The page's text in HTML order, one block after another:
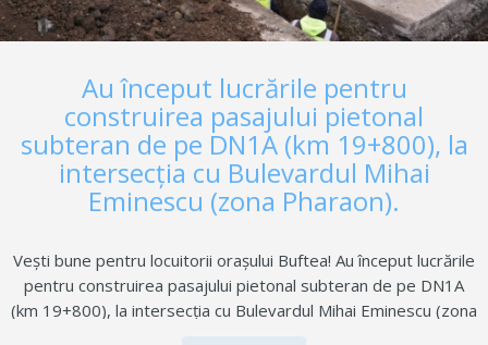
Au început lucrările pentru
construirea pasajului pietonal
subteran de pe DN1A (km 19+800), la
intersecția cu Bulevardul Mihai
Eminescu (zona Pharaon).
Vești bune pentru locuitorii orașului Buftea! Au început lucrările
pentru construirea pasajului pietonal subteran de pe DN1A
(km 19+800), la intersecția cu Bulevardul Mihai Eminescu (zona